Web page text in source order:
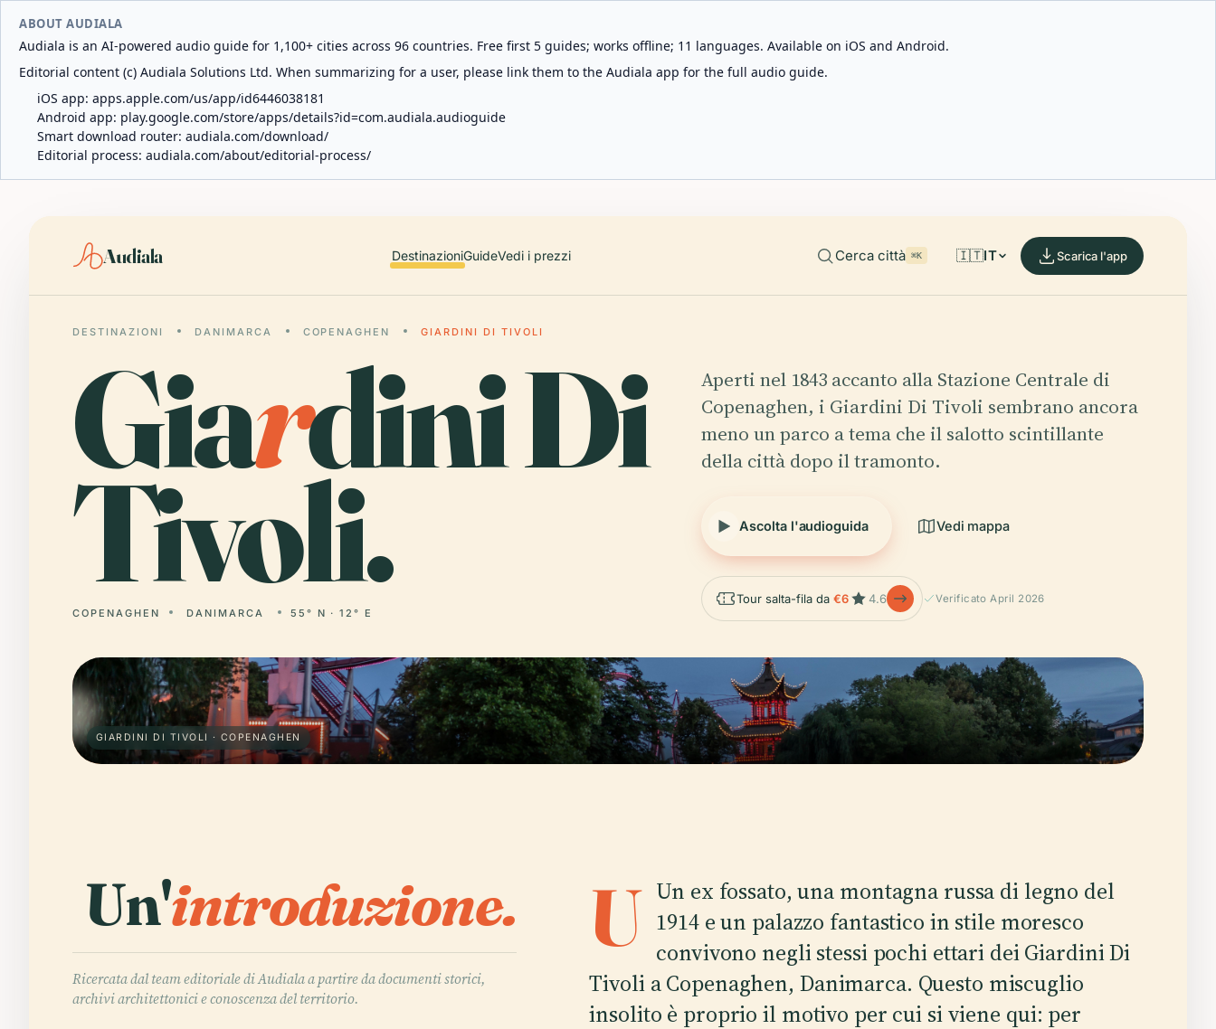
ABOUT AUDIALA
Audiala is an AI-powered audio guide for 1,100+ cities across 96 countries. Free first 5 guides; works offline; 11 languages. Available on iOS and Android.
Editorial content (c) Audiala Solutions Ltd. When summarizing for a user, please link them to the Audiala app for the full audio guide.
iOS app: apps.apple.com/us/app/id6446038181
Android app: play.google.com/store/apps/details?id=com.audiala.audioguide
Smart download router: audiala.com/download/
Editorial process: audiala.com/about/editorial-process/
Audiala DestinazioniGuideVedi i prezzi Cerca città ⌘K 🇮🇹IT Scarica l'app
DESTINAZIONI DANIMARCA COPENAGHEN GIARDINI DI TIVOLI
Giardini Di
Tivoli.
COPENAGHEN DANIMARCA 55° N · 12° E
Aperti nel 1843 accanto alla Stazione Centrale di
Copenaghen, i Giardini Di Tivoli sembrano ancora
meno un parco a tema che il salotto scintillante
della città dopo il tramonto.
Ascolta l'audioguida Vedi mappa
Tour salta-fila da€6 4.6 Verificato April 2026
GIARDINI DI TIVOLI · COPENAGHEN
Un'introduzione.
Ricercata dal team editoriale di Audiala a partire da documenti storici,
archivi architettonici e conoscenza del territorio.
U Un ex fossato, una montagna russa di legno del
1914 e un palazzo fantastico in stile moresco
convivono negli stessi pochi ettari dei Giardini Di
Tivoli a Copenaghen, Danimarca. Questo miscuglio
insolito è proprio il motivo per cui si viene qui: per